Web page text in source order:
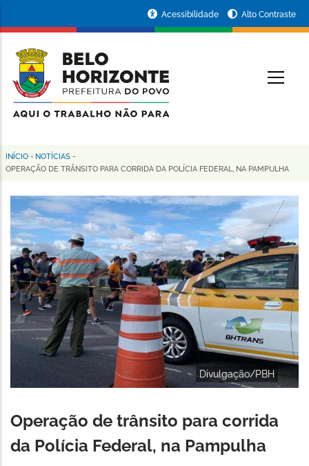
conteúdo
principal
da
Prefeitura
de
Horizonte
Acessibilidade Alto Contraste
Trilha
navegação
INÍCIO - NOTÍCIAS -
OPERAÇÃO DE TRÂNSITO PARA CORRIDA DA POLÍCIA FEDERAL, NA PAMPULHA
Divulgação/PBH
Operação de trânsito para corrida
da Polícia Federal, na Pampulha